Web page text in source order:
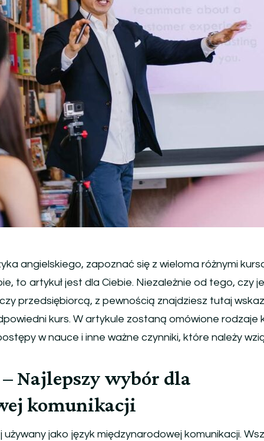
angielskiego, zapoznać się z wieloma różnymi
to artykuł jest dla Ciebie. Niezależnie od tego, czy
przedsiębiorcą, z pewnością znajdziesz tutaj
kurs. W artykule zostaną omówione rodzaje
w nauce i inne ważne czynniki, które należy
Najlepszy wybór dla
komunikacji
jako język międzynarodowej komunikacji.